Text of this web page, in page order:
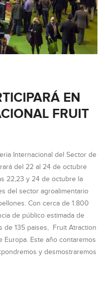
EN
FRUIT
Internacional del Sector de
del 22 al 24 de octubre
22,23 y 24 de octubre la
del sector agroalimentario
Con cerca de 1.800
de público estimada de
de 135 paises, Fruit Atraction
Este año contaremos
y desmostraremos